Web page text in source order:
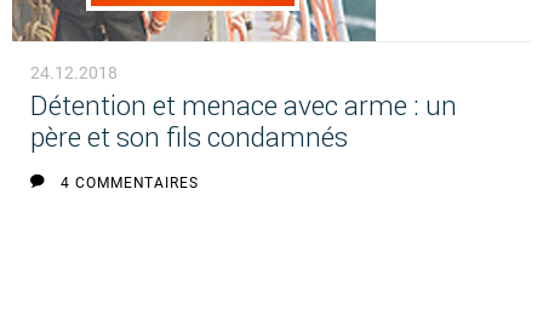
24.12.2018
Détention et menace avec arme : un
père et son fils condamnés
4 COMMENTAIRES